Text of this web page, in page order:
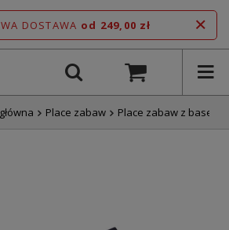
DOSTAWA od 249,00 zł
Place zabaw Place zabaw z